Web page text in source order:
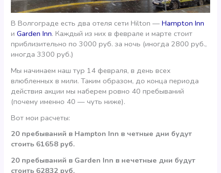
В Волгограде есть два отеля сети Hilton —Hampton Inn
иGarden Inn. Каждый из них в феврале и марте стоит
приблизительно по 3000 руб. за ночь (иногда 2800 руб.,
иногда 3300 руб.)
Мы начинаем наш тур 14 февраля, в день всех
влюбленных в мили. Таким образом, до конца периода
действия акции мы наберем ровно 40 пребываний
(почему именно 40 — чуть ниже).
Вот мои расчеты:
20 пребываний в Hampton Inn в четные дни будут
стоить 61658 руб.
20 пребываний в Garden Inn в нечетные дни будут
стоить 62832 руб.